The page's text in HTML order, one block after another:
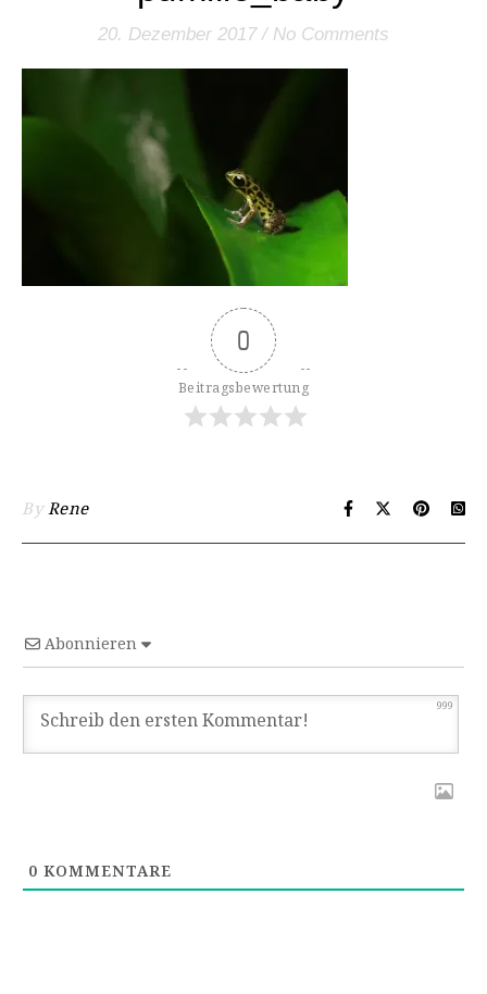
20. Dezember 2017 / No Comments
0
Beitragsbewertung
ByRene
Abonnieren
999
0 KOMMENTARE